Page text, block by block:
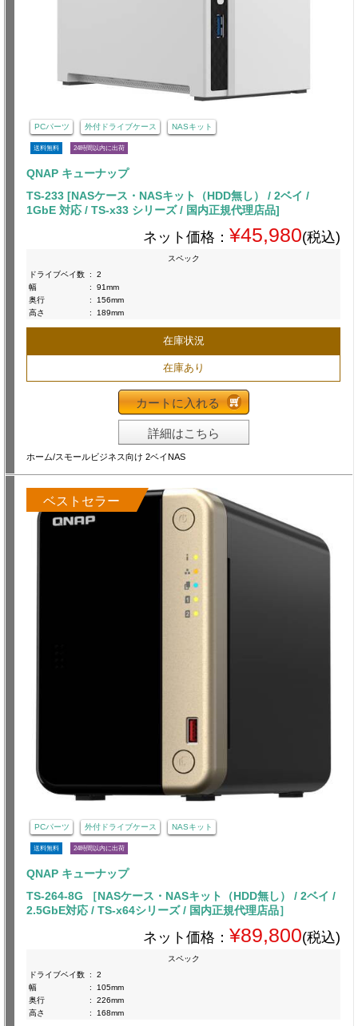
PCパーツ 外付ドライブケース NASキット
送料無料 24時間以内に出荷
QNAP キューナップ
TS-233 [NASケース・NASキット（HDD無し） / 2ベイ /
1GbE 対応 / TS-x33 シリーズ / 国内正規代理店品]
ネット価格： ¥45,980(税込)
スペック
ドライブベイ数 :
2
幅
:
91mm
奥行
:
156mm
高さ
: 189mm
在庫状況
在庫あり
カートに入れる
詳細はこちら
ホーム/スモールビジネス向け 2ベイNAS
ベストセラー
PCパーツ 外付ドライブケース NASキット
送料無料 24時間以内に出荷
QNAP キューナップ
TS-264-8G ［NASケース・NASキット（HDD無し） / 2ベイ /
2.5GbE対応 / TS-x64シリーズ / 国内正規代理店品］
ネット価格： ¥89,800(税込)
スペック
ドライブベイ数 :
2
幅
:
105mm
奥行
:
226mm
高さ
: 168mm